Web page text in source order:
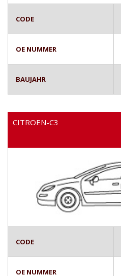
CODE
OE NUMMER
BAUJAHR
CITROEN-C3
CODE
OE NUMMER